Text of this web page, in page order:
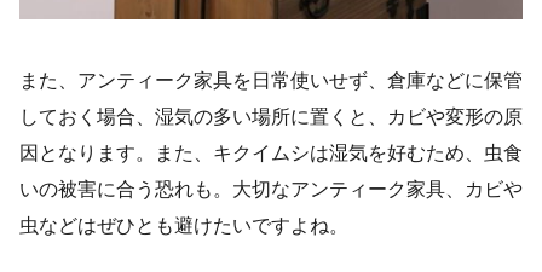
また、アンティーク家具を日常使いせず、倉庫などに保管
しておく場合、湿気の多い場所に置くと、カビや変形の原
因となります。また、キクイムシは湿気を好むため、虫食
いの被害に合う恐れも。大切なアンティーク家具、カビや
虫などはぜひとも避けたいですよね。